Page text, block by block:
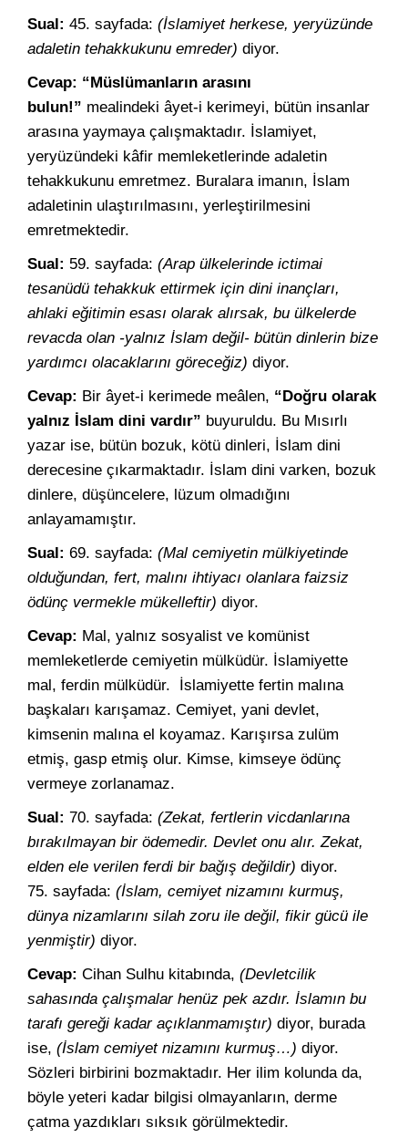
Sual: 45. sayfada: (İslamiyet herkese, yeryüzünde
adaletin tehakkukunu emreder) diyor.
Cevap: “Müslümanların arasını
bulun!” mealindeki âyet-i kerimeyi, bütün insanlar
arasına yaymaya çalışmaktadır. İslamiyet,
yeryüzündeki kâfir memleketlerinde adaletin
tehakkukunu emretmez. Buralara imanın, İslam
adaletinin ulaştırılmasını, yerleştirilmesini
emretmektedir.
Sual: 59. sayfada: (Arap ülkelerinde ictimai
tesanüdü tehakkuk ettirmek için dini inançları,
ahlaki eğitimin esası olarak alırsak, bu ülkelerde
revacda olan -yalnız İslam değil- bütün dinlerin bize
yardımcı olacaklarını göreceğiz) diyor.
Cevap: Bir âyet-i kerimede meâlen, “Doğru olarak
yalnız İslam dini vardır” buyuruldu. Bu Mısırlı
yazar ise, bütün bozuk, kötü dinleri, İslam dini
derecesine çıkarmaktadır. İslam dini varken, bozuk
dinlere, düşüncelere, lüzum olmadığını
anlayamamıştır.
Sual: 69. sayfada: (Mal cemiyetin mülkiyetinde
olduğundan, fert, malını ihtiyacı olanlara faizsiz
ödünç vermekle mükelleftir) diyor.
Cevap: Mal, yalnız sosyalist ve komünist
memleketlerde cemiyetin mülküdür. İslamiyette
mal, ferdin mülküdür. İslamiyette fertin malına
başkaları karışamaz. Cemiyet, yani devlet,
kimsenin malına el koyamaz. Karışırsa zulüm
etmiş, gasp etmiş olur. Kimse, kimseye ödünç
vermeye zorlanamaz.
Sual: 70. sayfada: (Zekat, fertlerin vicdanlarına
bırakılmayan bir ödemedir. Devlet onu alır. Zekat,
elden ele verilen ferdi bir bağış değildir) diyor.
75. sayfada: (İslam, cemiyet nizamını kurmuş,
dünya nizamlarını silah zoru ile değil, fikir gücü ile
yenmiştir) diyor.
Cevap: Cihan Sulhu kitabında, (Devletcilik
sahasında çalışmalar henüz pek azdır. İslamın bu
tarafı gereği kadar açıklanmamıştır) diyor, burada
ise, (İslam cemiyet nizamını kurmuş…) diyor.
Sözleri birbirini bozmaktadır. Her ilim kolunda da,
böyle yeteri kadar bilgisi olmayanların, derme
çatma yazdıkları sıksık görülmektedir.